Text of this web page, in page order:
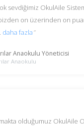
sevdiğimiz OkulAile
on üzerinden on
daha fazla
Anaokulu Yöneticisi
Anaokulu
olduğumuz OkulAile